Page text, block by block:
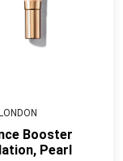
Booster
Pearl